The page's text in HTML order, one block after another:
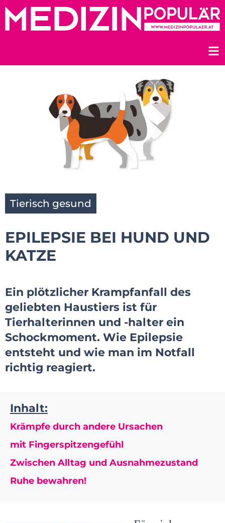
Zum
Inhalt
Tierisch gesund
EPILEPSIE BEI HUND UND
KATZE
Ein plötzlicher Krampfanfall des
geliebten Haustiers ist für
Tierhalterinnen und -halter ein
Schockmoment. Wie Epilepsie
entsteht und wie man im Notfall
richtig reagiert.
Inhalt:
Krämpfe durch andere Ursachen
mit Fingerspitzengefühl
Zwischen Alltag und Ausnahmezustand
Ruhe bewahren!